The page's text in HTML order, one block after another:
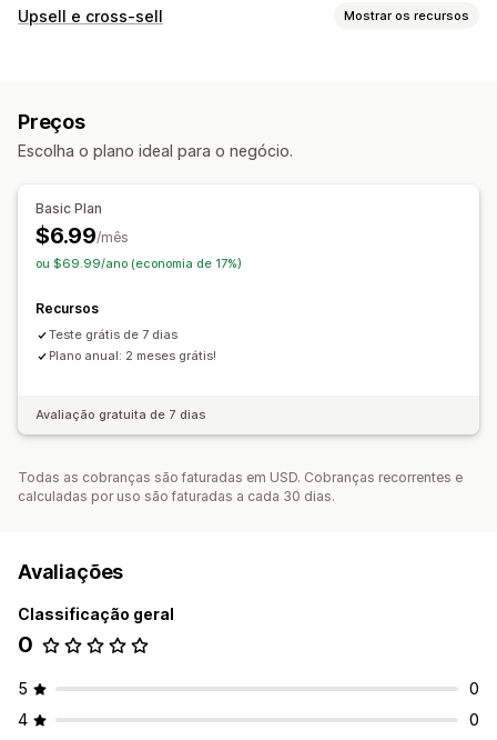
Upsell e cross-sell Mostrar os recursos
Preços
Escolha o plano ideal para o negócio.
Basic Plan
$6.99/mês
ou $69.99/ano (economia de 17%)
Recursos
Teste grátis de 7 dias
Plano anual: 2 meses grátis!
Avaliação gratuita de 7 dias
Todas as cobranças são faturadas em USD. Cobranças recorrentes e
calculadas por uso são faturadas a cada 30 dias.
Avaliações
Classificação geral
0
5
0
4
0